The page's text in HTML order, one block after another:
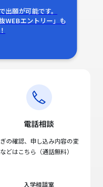
出願が可能です。
WEBエントリー」も
電話相談
の確認、申し込み内容の変
どはこちら（通話無料）
入学相談室